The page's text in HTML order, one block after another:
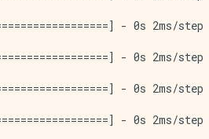
dict for global step 20:
'checkpoint_path' summary
'checkpoint_path' summary
0.625,
0.630229,
- 0s
- 0s
- 0s
- 0s